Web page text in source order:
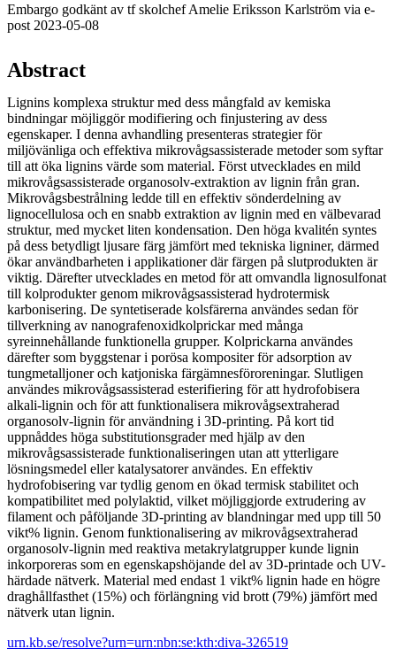
Embargo godkänt av tf skolchef Amelie Eriksson Karlström via e-
post 2023-05-08
Abstract
Lignins komplexa struktur med dess mångfald av kemiska
bindningar möjliggör modifiering och finjustering av dess
egenskaper. I denna avhandling presenteras strategier för
miljövänliga och effektiva mikrovågsassisterade metoder som syftar
till att öka lignins värde som material. Först utvecklades en mild
mikrovågsassisterade organosolv-extraktion av lignin från gran.
Mikrovågsbestrålning ledde till en effektiv sönderdelning av
lignocellulosa och en snabb extraktion av lignin med en välbevarad
struktur, med mycket liten kondensation. Den höga kvalitén syntes
på dess betydligt ljusare färg jämfört med tekniska ligniner, därmed
ökar användbarheten i applikationer där färgen på slutprodukten är
viktig. Därefter utvecklades en metod för att omvandla lignosulfonat
till kolprodukter genom mikrovågsassisterad hydrotermisk
karbonisering. De syntetiserade kolsfärerna användes sedan för
tillverkning av nanografenoxidkolprickar med många
syreinnehållande funktionella grupper. Kolprickarna användes
därefter som byggstenar i porösa kompositer för adsorption av
tungmetalljoner och katjoniska färgämnesföroreningar. Slutligen
användes mikrovågsassisterad esterifiering för att hydrofobisera
alkali-lignin och för att funktionalisera mikrovågsextraherad
organosolv-lignin för användning i 3D-printing. På kort tid
uppnåddes höga substitutionsgrader med hjälp av den
mikrovågsassisterade funktionaliseringen utan att ytterligare
lösningsmedel eller katalysatorer användes. En effektiv
hydrofobisering var tydlig genom en ökad termisk stabilitet och
kompatibilitet med polylaktid, vilket möjliggjorde extrudering av
filament och påföljande 3D-printing av blandningar med upp till 50
vikt% lignin. Genom funktionalisering av mikrovågsextraherad
organosolv-lignin med reaktiva metakrylatgrupper kunde lignin
inkorporeras som en egenskapshöjande del av 3D-printade och UV-
härdade nätverk. Material med endast 1 vikt% lignin hade en högre
draghållfasthet (15%) och förlängning vid brott (79%) jämfört med
nätverk utan lignin.
urn.kb.se/resolve?urn=urn:nbn:se:kth:diva-326519